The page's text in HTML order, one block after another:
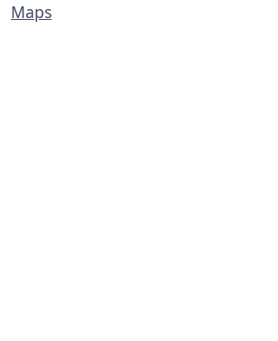
Maps